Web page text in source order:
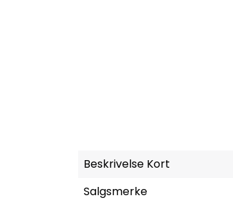
Beskrivelse Kort
Salgsmerke